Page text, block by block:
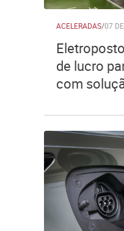
ACELERADAS/07
de lucro
com